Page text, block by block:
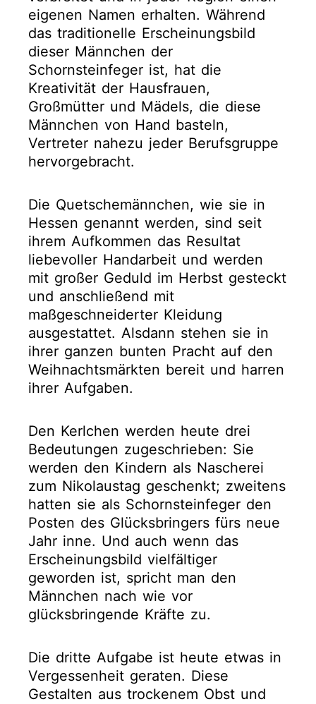
eigenen Namen erhalten. Während
das traditionelle Erscheinungsbild
dieser Männchen der
Schornsteinfeger ist, hat die
Kreativität der Hausfrauen,
Großmütter und Mädels, die diese
Männchen von Hand basteln,
Vertreter nahezu jeder Berufsgruppe
hervorgebracht.
Die Quetschemännchen, wie sie in
Hessen genannt werden, sind seit
ihrem Aufkommen das Resultat
liebevoller Handarbeit und werden
mit großer Geduld im Herbst gesteckt
und anschließend mit
maßgeschneiderter Kleidung
ausgestattet. Alsdann stehen sie in
ihrer ganzen bunten Pracht auf den
Weihnachtsmärkten bereit und harren
ihrer Aufgaben.
Den Kerlchen werden heute drei
Bedeutungen zugeschrieben: Sie
werden den Kindern als Nascherei
zum Nikolaustag geschenkt; zweitens
hatten sie als Schornsteinfeger den
Posten des Glücksbringers fürs neue
Jahr inne. Und auch wenn das
Erscheinungsbild vielfältiger
geworden ist, spricht man den
Männchen nach wie vor
glücksbringende Kräfte zu.
Die dritte Aufgabe ist heute etwas in
Vergessenheit geraten. Diese
Gestalten aus trockenem Obst und